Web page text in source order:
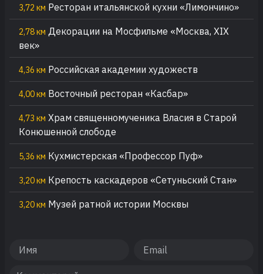
3,72 км Ресторан итальянской кухни «Лимончино»
2,78 км Декорации на Мосфильме «Москва, XIX
век»
4,36 км Российская академии художеств
4,00 км Восточный ресторан «Касбар»
4,73 км Храм священномученика Власия в Старой
Конюшенной слободе
5,36 км Кухмистерская «Профессор Пуф»
3,20 км Крепость каскадеров «Сетуньский Стан»
3,20 км Музей ратной истории Москвы